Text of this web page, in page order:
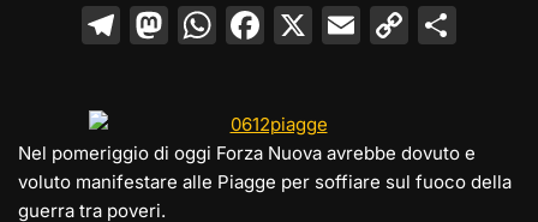
T
gr
a
M
o
d
W
s
A
F
e
b
X E
l
C
y
Li
di
vi
Nel pomeriggio di oggi Forza Nuova avrebbe dovuto e
voluto manifestare alle Piagge per soffiare sul fuoco della
guerra tra poveri.